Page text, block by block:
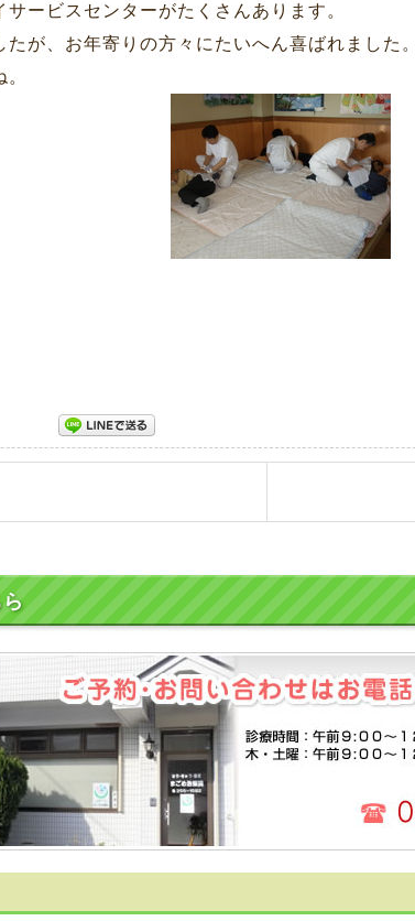
サービスセンターがたくさんあります。
たが、お年寄りの方々にたいへん喜ばれました。